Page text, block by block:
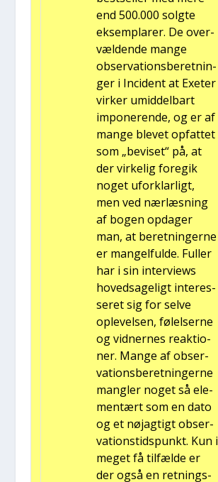
end 500.000 solg­te
eksem­pla­rer. De over­
væl­den­de man­ge
obser­va­tions­be­ret­nin­
ger i Inci­dent at Exe­ter
vir­ker umid­del­bart
impo­ne­ren­de, og er af
man­ge ble­vet opfat­tet
som „bevi­set“ på, at
der vir­ke­lig fore­gik
noget ufor­klar­ligt,
men ved nær­læs­ning
af bogen opda­ger
man, at beret­nin­ger­ne
er man­gel­ful­de. Ful­ler
har i sin inter­views
hoved­sa­ge­ligt inter­es­
se­ret sig for sel­ve
ople­vel­sen, følel­ser­ne
og vid­ner­nes reak­tio­
ner. Man­ge af obser­
va­tions­be­ret­nin­ger­ne
mang­ler noget så ele­
men­tært som en dato
og et nøj­ag­tigt obser­
va­tion­s­tids­punkt. Kun i
meget få til­fæl­de er
der også en ret­nings­